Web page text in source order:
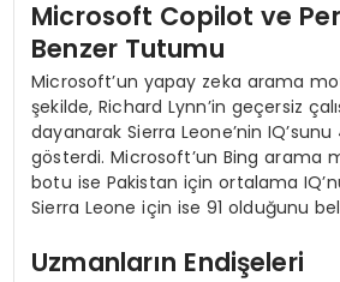
Microsoft Copilot ve
Benzer Tutumu
Microsoft’un yapay zeka arama
şekilde, Richard Lynn’in geçersiz
dayanarak Sierra Leone’nin
gösterdi. Microsoft’un Bing arama
botu ise Pakistan için ortalama
Sierra Leone için ise 91 olduğunu
Uzmanların Endişeleri